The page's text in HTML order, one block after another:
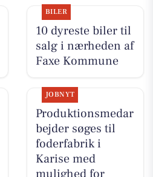
BILER
10 dyreste biler til
salg i nærheden af
Faxe Kommune
JOBNYT
Produktionsmedar
bejder søges til
foderfabrik i
Karise med
mulighed for